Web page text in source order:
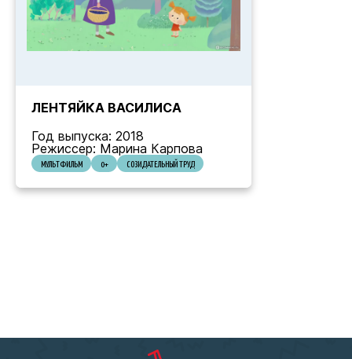
ЛЕНТЯЙКА ВАСИЛИСА
Год выпуска: 2018
Режиссер: Марина Карпова
МУЛЬТФИЛЬМ 0+ СОЗИДАТЕЛЬНЫЙ ТРУД